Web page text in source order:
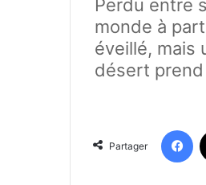
Perdu entre
monde à
éveillé, mais
désert
Partager